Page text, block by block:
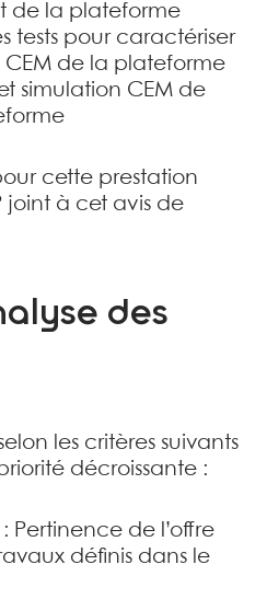
de la plateforme
tests pour caractériser
de la plateforme
simulation CEM de
cette prestation
joint à cet avis de
des
les critères suivants
décroissante :
Pertinence de l’offre
définis dans le